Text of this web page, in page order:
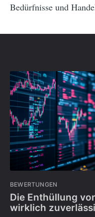
Bedürfnisse und
BEWERTUNGEN
Die Enthüllung
wirklich